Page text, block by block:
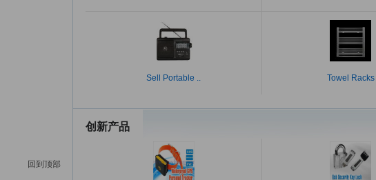
回到顶部
Sell Portable .. Towel Racks
创新产品